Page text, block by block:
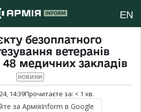
EN
безоплатного
ветеранів
медичних закладів
НОВИНИ
14:39Прочитаєте за: < 1 хв.
за АрміяInform в Google